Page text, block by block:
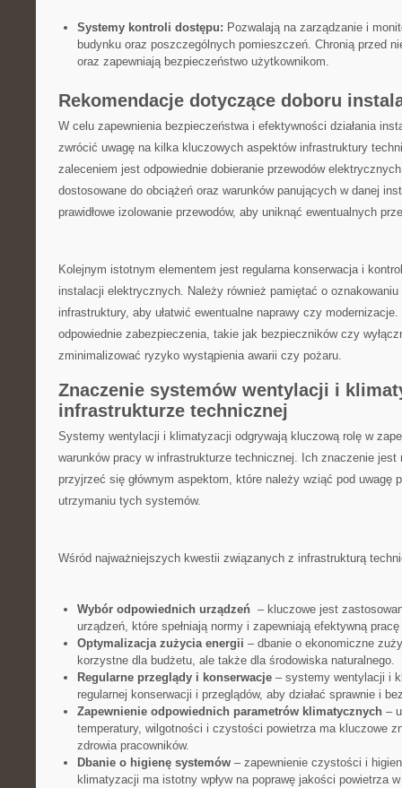
Systemy kontroli dostępu: Pozwalają‍ na ​zarządzanie i
budynku ⁢oraz poszczególnych pomieszczeń. Chronią przed
oraz zapewniają bezpieczeństwo użytkownikom.
Rekomendacje dotyczące‍ doboru
W celu zapewnienia bezpieczeństwa i ‌efektywności działania
zwrócić uwagę ​na ‌kilka kluczowych aspektów infrastruktury
zaleceniem jest odpowiednie‌ dobieranie przewodów
dostosowane do obciążeń oraz warunków panujących w danej
prawidłowe izolowanie⁢ przewodów,‍ aby uniknąć ewentualnych
Kolejnym istotnym elementem jest ⁢regularna konserwacja i
instalacji elektrycznych. ‌Należy również pamiętać o
infrastruktury, aby ułatwić ewentualne naprawy czy
odpowiednie zabezpieczenia, takie jak​ bezpieczników ‍czy‍
zminimalizować ryzyko wystąpienia⁢ awarii czy pożaru.
Znaczenie systemów wentylacji i
infrastrukturze ‍technicznej
Systemy wentylacji i klimatyzacji odgrywają kluczową rolę w
warunków pracy w⁢ infrastrukturze technicznej. Ich znaczenie jest
przyjrzeć ‍się ⁢głównym aspektom, które należy​ wziąć ⁣pod‍ uwagę
utrzymaniu tych systemów.
Wśród ⁢najważniejszych ​kwestii związanych z infrastrukturą
Wybór odpowiednich urządzeń – kluczowe jest
urządzeń, które spełniają normy i zapewniają efektywną
Optymalizacja zużycia‌ energii – ‍dbanie o ekonomiczne
korzystne ⁢dla​ budżetu,⁣ ale⁤ także dla środowiska naturalnego.
Regularne ‌przeglądy‍ i konserwacje– systemy wentylacji⁤ i
regularnej konserwacji i ⁢przeglądów, aby ‍działać⁣ sprawnie i
Zapewnienie odpowiednich⁣ parametrów klimatycznych–
temperatury, wilgotności ⁣i ​czystości powietrza⁣ ma kluczowe
zdrowia pracowników.
Dbanie⁤ o higienę systemów– zapewnienie ‍czystości i
klimatyzacji ⁤ma istotny wpływ na poprawę jakości powietrza